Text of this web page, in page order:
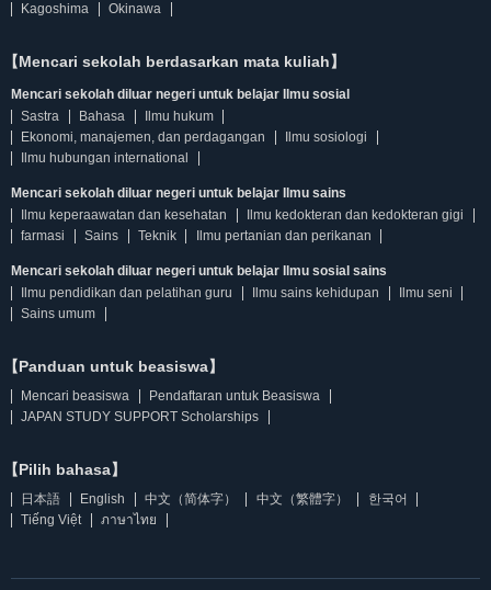
Kagoshima
Okinawa
【Mencari sekolah berdasarkan mata kuliah】
Mencari sekolah diluar negeri untuk belajar Ilmu sosial
Sastra
Bahasa
Ilmu hukum
Ekonomi, manajemen, dan perdagangan
Ilmu sosiologi
Ilmu hubungan international
Mencari sekolah diluar negeri untuk belajar Ilmu sains
Ilmu keperaawatan dan kesehatan
Ilmu kedokteran dan kedokteran gigi
farmasi
Sains Teknik Ilmu pertanian dan perikanan
Mencari sekolah diluar negeri untuk belajar Ilmu sosial sains
Ilmu pendidikan dan pelatihan guru
Ilmu sains kehidupan
Ilmu seni
Sains umum
【Panduan untuk beasiswa】
Mencari beasiswa
Pendaftaran untuk Beasiswa
JAPAN STUDY SUPPORT Scholarships
【Pilih bahasa】
日本語 English 中文（简体字） 中文（繁體字）
한국어
Tiếng Việt
ภาษาไทย